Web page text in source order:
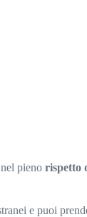
nel pienorispetto
e puoi